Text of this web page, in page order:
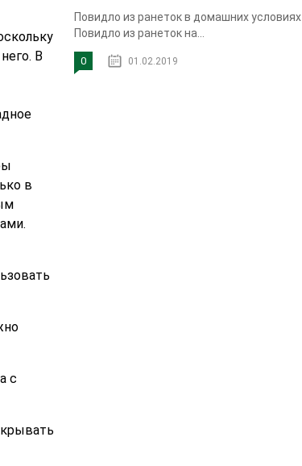
В
в
с
Повидло из ранеток в домашних условиях
Повидло из ранеток на...
0 01.02.2019